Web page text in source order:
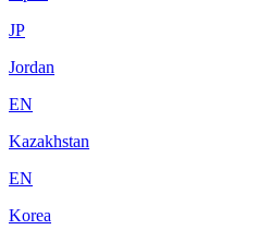
JP
Jordan
EN
Kazakhstan
EN
Korea